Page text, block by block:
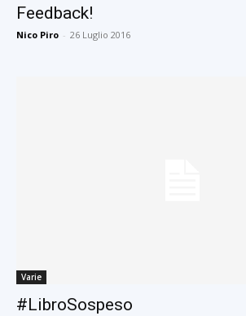
Feedback!
Nico Piro - 26 Luglio 2016
Varie
#LibroSospeso